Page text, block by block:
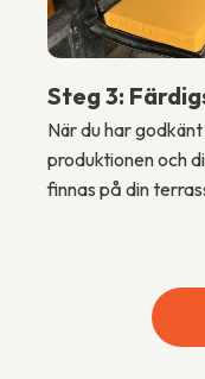
Steg 3:
När du har
produktionen och
finnas på din